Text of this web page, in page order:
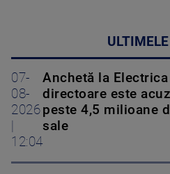
07-
08-
2026
12:04
Anchetă la
directoare este
peste 4,5 milioane
sale